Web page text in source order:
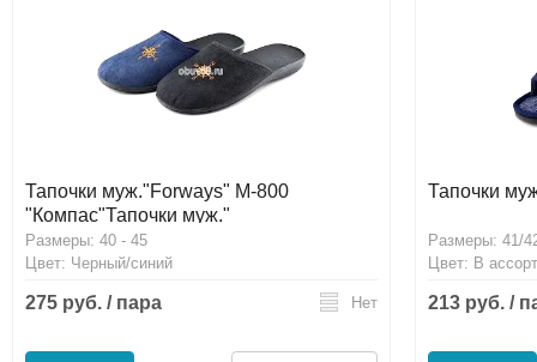
Тапочки муж."Forways" М-800
"Компас"Тапочки муж."
Размеры: 40 - 45
Цвет: Черный/синий
275 руб. / пара Нет
Тапочки
Размеры: 41/
Цвет: В
213 руб. /